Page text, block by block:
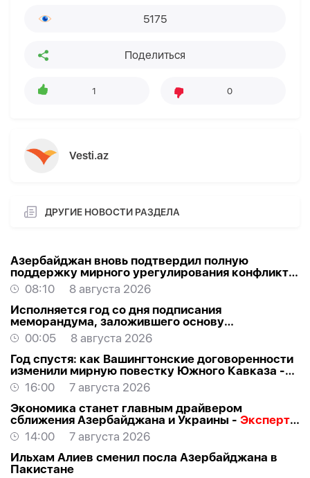
5175
Поделиться
1 0
Vesti.az
ДРУГИЕ НОВОСТИ РАЗДЕЛА
Азербайджан вновь подтвердил полную
поддержку мирного урегулирования конфликта
в Грузии
08:10
8 августа 2026
Исполняется год со дня подписания
меморандума, заложившего основу
стратегического партнерства Азербайджана и
США00:05
8 августа 2026
Год спустя: как Вашингтонские договоренности
изменили мирную повестку Южного Кавказа -
ВЗГЛЯД
16:00
7 августа 2026
Экономика станет главным драйвером
сближения Азербайджана и Украины - Эксперт о
визите Байрамова в Киев
14:00
7 августа 2026
Ильхам Алиев сменил посла Азербайджана в
Пакистане